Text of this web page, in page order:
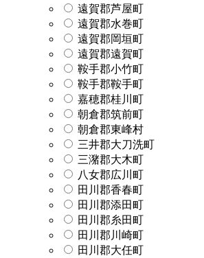
遠賀郡芦屋町
遠賀郡水巻町
遠賀郡岡垣町
遠賀郡遠賀町
鞍手郡小竹町
鞍手郡鞍手町
嘉穂郡桂川町
朝倉郡筑前町
朝倉郡東峰村
三井郡大刀洗町
三潴郡大木町
八女郡広川町
田川郡香春町
田川郡添田町
田川郡糸田町
田川郡川崎町
田川郡大任町